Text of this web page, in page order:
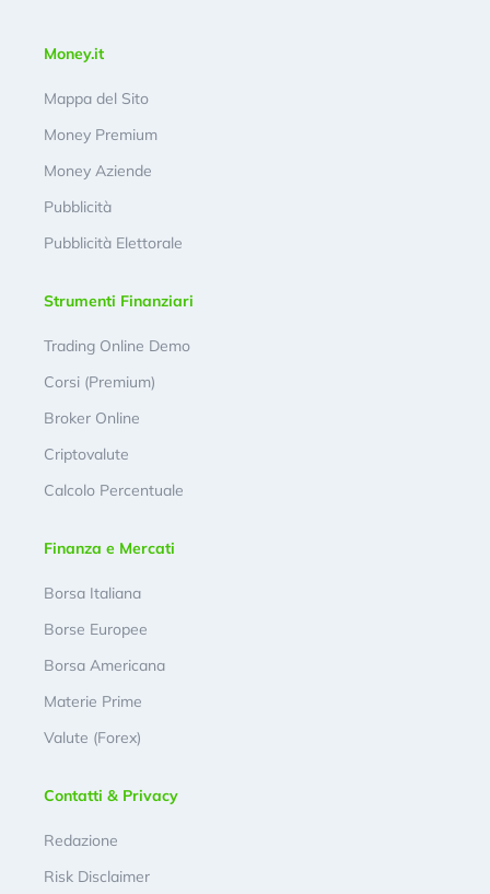
Money.it
Mappa del Sito
Money Premium
Money Aziende
Pubblicità
Pubblicità Elettorale
Strumenti Finanziari
Trading Online Demo
Corsi (Premium)
Broker Online
Criptovalute
Calcolo Percentuale
Finanza e Mercati
Borsa Italiana
Borse Europee
Borsa Americana
Materie Prime
Valute (Forex)
Contatti & Privacy
Redazione
Risk Disclaimer